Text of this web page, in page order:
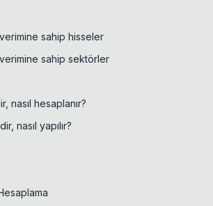
sahip hisseler
sahip sektörler
nasıl hesaplanır?
nasıl yapılır?